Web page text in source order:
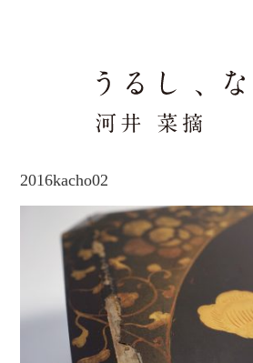
2016kacho02